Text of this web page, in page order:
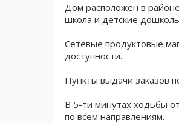
Дом расположен в
школа и детские
Сетевые продуктовые
доступности.
Пункты выдачи заказов
В 5-ти минутах ходьбы
по всем направлениям.